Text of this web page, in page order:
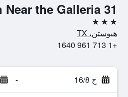
31 Houston Near the Galleria
3 نجوم
هيوستن، TX
+1 713 961 1640
ح 16/8 -